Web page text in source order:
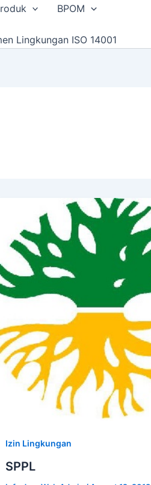
BPOM
Lingkungan ISO 14001
Izin Lingkungan
SPPL